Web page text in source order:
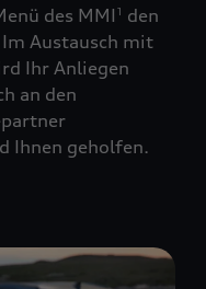
des MMI 1
den
Im Austausch mit
Ihr Anliegen
an den
Ihnen geholfen.